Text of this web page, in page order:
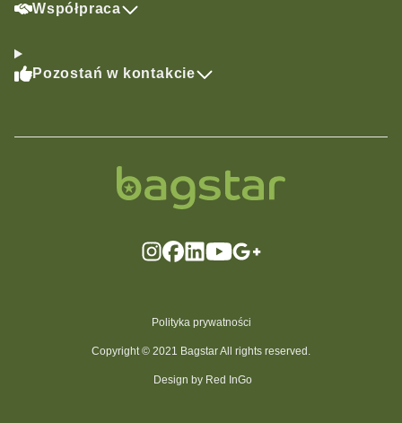
Współpraca
Pozostań w kontakcie
Polityka prywatności
Copyright © 2021 Bagstar All rights reserved.
Design by Red InGo